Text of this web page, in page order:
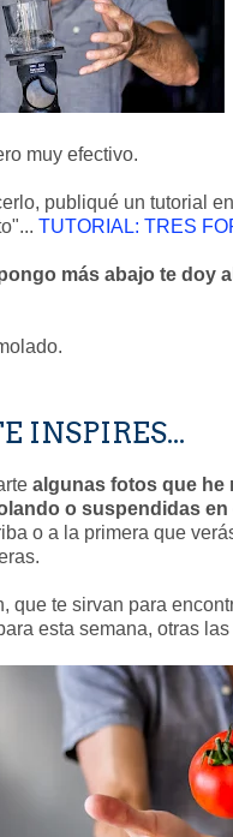
muy efectivo.
publiqué un tutorial
TUTORIAL: TRES
más abajo te doy
INSPIRES...
algunas fotos que he
o suspendidas en
o a la primera que
que te sirvan para
esta semana, otras